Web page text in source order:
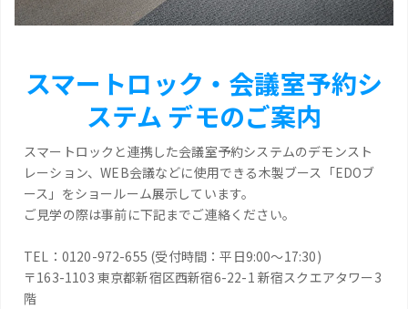
スマートロック・会議室予約シ
ステム デモのご案内
スマートロックと連携した会議室予約システムのデモンスト
レーション、WEB会議などに使用できる木製ブース「EDOブ
ース」をショールーム展示しています。
ご見学の際は事前に下記までご連絡ください。
TEL：0120-972-655 (受付時間：平日9:00～17:30)
〒163-1103 東京都新宿区西新宿6-22-1 新宿スクエアタワー3
階